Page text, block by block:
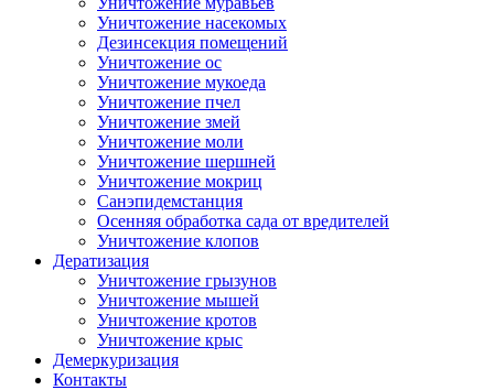
Уничтожение насекомых
Дезинсекция помещений
Уничтожение ос
Уничтожение мукоеда
Уничтожение пчел
Уничтожение змей
Уничтожение моли
Уничтожение шершней
Уничтожение мокриц
Санэпидемстанция
Осенняя обработка сада от вредителей
Уничтожение клопов
Дератизация
Уничтожение грызунов
Уничтожение мышей
Уничтожение кротов
Уничтожение крыс
Демеркуризация
Контакты